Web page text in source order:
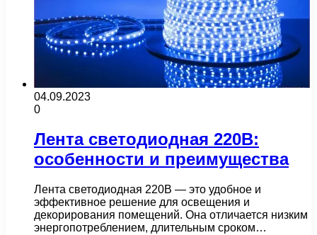
04.09.2023
0
Лента светодиодная 220В:
особенности и преимущества
Лента светодиодная 220В — это удобное и
эффективное решение для освещения и
декорирования помещений. Она отличается низким
энергопотреблением, длительным сроком…